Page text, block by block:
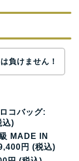
負けません！
コバッグ:
込)
MADE IN
円 (税込)